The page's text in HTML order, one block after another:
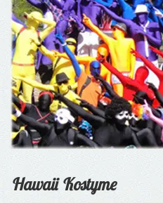
Hawaii Kostyme